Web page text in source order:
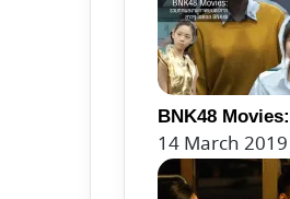
BNK48
14 March 2019